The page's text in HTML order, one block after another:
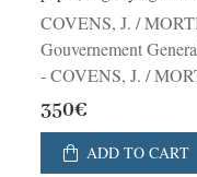
COVENS, J. / MORTIER, C. -
Gouvernement
- COVENS, J. /
350€
ADD TO CART